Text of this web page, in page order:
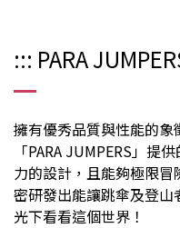
::: PARA
擁有優秀品質與性能的象
「PARA JUMPERS」提
力的設計，且能夠極限
密研發出能讓跳傘及登
光下看看這個世界！